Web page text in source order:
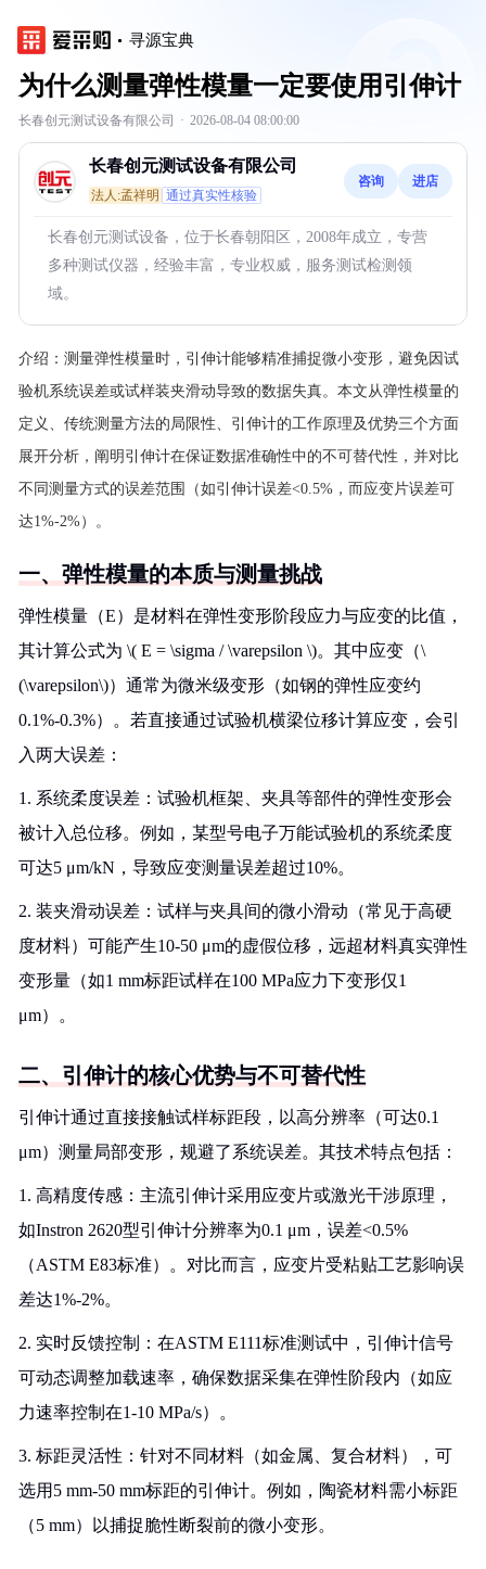
寻源宝典
为什么测量弹性模量一定要使用引伸计
长春创元测试设备有限公司 · 2026-08-04 08:00:00
长春创元测试设备有限公司
法人:孟祥明 通过真实性核验
咨询 进店
长春创元测试设备，位于长春朝阳区，2008年成立，专营
多种测试仪器，经验丰富，专业权威，服务测试检测领
域。
介绍： 测量弹性模量时，引伸计能够精准捕捉微小变形，避免因试
验机系统误差或试样装夹滑动导致的数据失真。本文从弹性模量的
定义、传统测量方法的局限性、引伸计的工作原理及优势三个方面
展开分析，阐明引伸计在保证数据准确性中的不可替代性，并对比
不同测量方式的误差范围（如引伸计误差<0.5%，而应变片误差可
达1%-2%）。
一、弹性模量的本质与测量挑战
弹性模量（E）是材料在弹性变形阶段应力与应变的比值，
其计算公式为 \( E = \sigma / \varepsilon \)。其中应变（\
(\varepsilon\)）通常为微米级变形（如钢的弹性应变约
0.1%-0.3%）。若直接通过试验机横梁位移计算应变，会引
入两大误差：
1. 系统柔度误差：试验机框架、夹具等部件的弹性变形会
被计入总位移。例如，某型号电子万能试验机的系统柔度
可达5 μm/kN，导致应变测量误差超过10%。
2. 装夹滑动误差：试样与夹具间的微小滑动（常见于高硬
度材料）可能产生10-50 μm的虚假位移，远超材料真实弹性
变形量（如1 mm标距试样在100 MPa应力下变形仅1
μm）。
二、引伸计的核心优势与不可替代性
引伸计通过直接接触试样标距段，以高分辨率（可达0.1
μm）测量局部变形，规避了系统误差。其技术特点包括：
1. 高精度传感：主流引伸计采用应变片或激光干涉原理，
如Instron 2620型引伸计分辨率为0.1 μm，误差<0.5%
（ASTM E83标准）。对比而言，应变片受粘贴工艺影响误
差达1%-2%。
2. 实时反馈控制：在ASTM E111标准测试中，引伸计信号
可动态调整加载速率，确保数据采集在弹性阶段内（如应
力速率控制在1-10 MPa/s）。
3. 标距灵活性：针对不同材料（如金属、复合材料），可
选用5 mm-50 mm标距的引伸计。例如，陶瓷材料需小标距
（5 mm）以捕捉脆性断裂前的微小变形。